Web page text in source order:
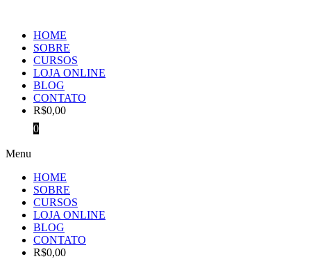
conteúdo
HOME
SOBRE
CURSOS
LOJA ONLINE
BLOG
CONTATO
R$0,00
0
Menu
HOME
SOBRE
CURSOS
LOJA ONLINE
BLOG
CONTATO
R$0,00